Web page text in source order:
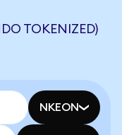
TOKENIZED)
NKEON